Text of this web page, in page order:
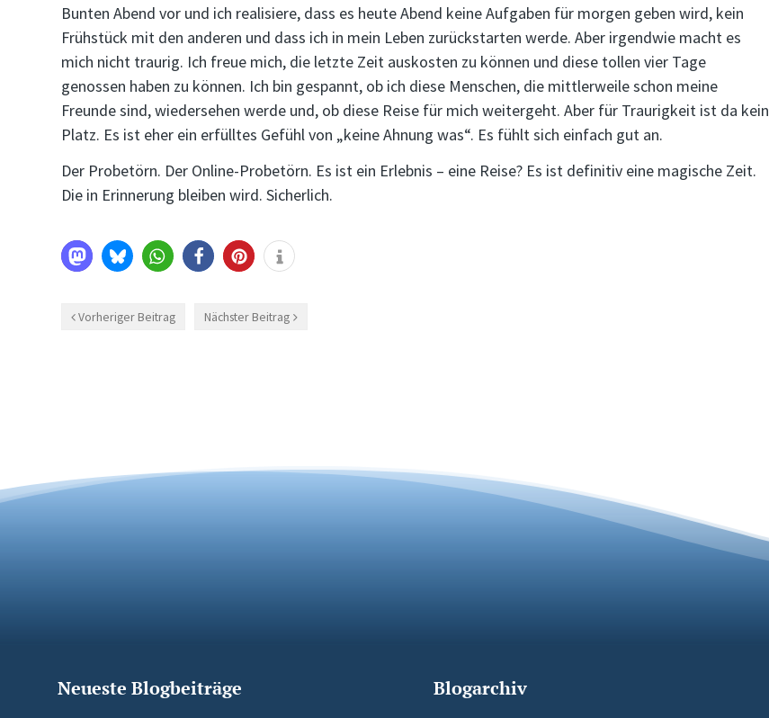
Bunten Abend vor und ich realisiere, dass es heute Abend keine Aufgaben für morgen geben wird, kein
Frühstück mit den anderen und dass ich in mein Leben zurückstarten werde. Aber irgendwie macht es
mich nicht traurig. Ich freue mich, die letzte Zeit auskosten zu können und diese tollen vier Tage
genossen haben zu können. Ich bin gespannt, ob ich diese Menschen, die mittlerweile schon meine
Freunde sind, wiedersehen werde und, ob diese Reise für mich weitergeht. Aber für Traurigkeit ist da kein
Platz. Es ist eher ein erfülltes Gefühl von „keine Ahnung was“. Es fühlt sich einfach gut an.
Der Probetörn. Der Online-Probetörn. Es ist ein Erlebnis – eine Reise? Es ist definitiv eine magische Zeit.
Die in Erinnerung bleiben wird. Sicherlich.
Vorheriger Beitrag Nächster Beitrag
Neueste Blogbeiträge Blogarchiv